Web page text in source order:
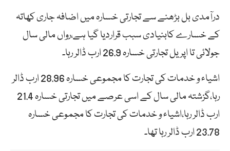
درآمدی بل بڑھنے سے تجارتی خسارہ میں اضافہ جاری کھاتہ
کے خسارے کابنیادی سبب قراردیا گیا ہے،رواں مالی سال
جولائی تا اپریل تجارتی خسارہ 26.9 ارب ڈالر رہا۔
اشیاء و خدمات کی تجارت کا مجموعی خسارہ 28.96 ارب ڈالر
رہا،گزشتہ مالی سال کے اسی عرصے میں تجارتی خسارہ 21.4
ارب ڈالر رہا،اشیاء و خدمات کی تجارت کا مجموعی خسارہ
23.78 ارب ڈالر رہا تھا۔